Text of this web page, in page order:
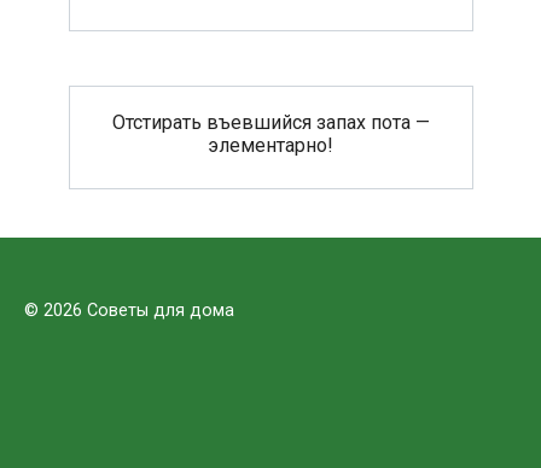
Отстирать въевшийся запах пота —
элементарно!
© 2026 Советы для дома